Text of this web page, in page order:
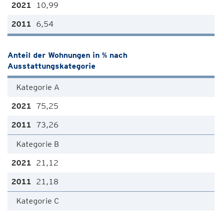
10,99
6,54
Anteil der Wohnungen in % nach
Ausstattungskategorie
Kategorie A
75,25
73,26
Kategorie B
21,12
21,18
Kategorie C